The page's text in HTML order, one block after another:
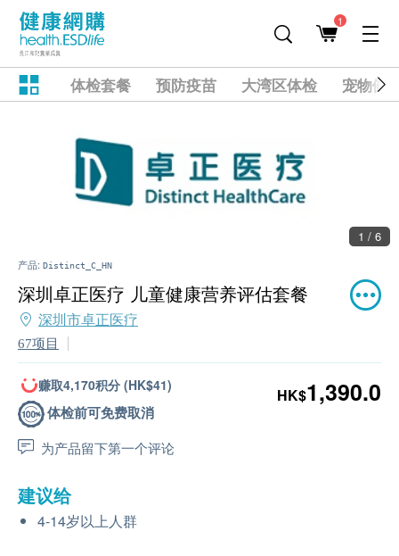
1
体检套餐 预防疫苗 大湾区体检 宠物健
1 / 6
产品: Distinct_C_HN
深圳卓正医疗 儿童健康营养评估套餐
深圳市卓正医疗
67项目
赚取4,170积分 (HK$41)
体检前可免费取消
为产品留下第一个评论
HK$1,390.0
建议给
4-14岁以上人群